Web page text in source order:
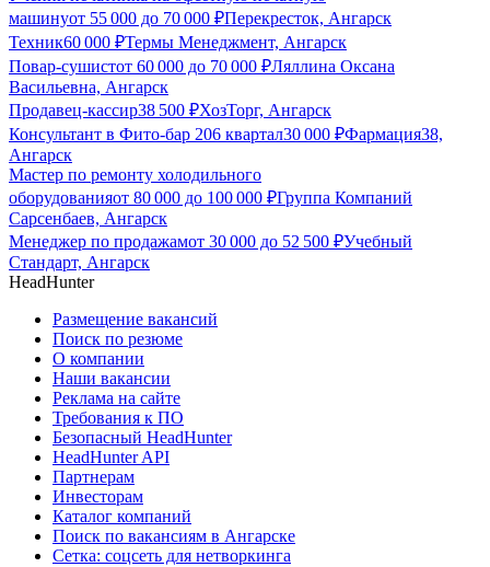
машинуот 55 000 до 70 000 ₽Перекресток, Ангарск
Техник60 000 ₽Термы Менеджмент, Ангарск
Повар-сушистот 60 000 до 70 000 ₽Ляллина Оксана
Васильевна, Ангарск
Продавец-кассир38 500 ₽ХозТорг, Ангарск
Консультант в Фито-бар 206 квартал30 000 ₽Фармация38,
Ангарск
Мастер по ремонту холодильного
оборудованияот 80 000 до 100 000 ₽Группа Компаний
Сарсенбаев, Ангарск
Менеджер по продажамот 30 000 до 52 500 ₽Учебный
Стандарт, Ангарск
HeadHunter
Размещение вакансий
Поиск по резюме
О компании
Наши вакансии
Реклама на сайте
Требования к ПО
Безопасный HeadHunter
HeadHunter API
Партнерам
Инвесторам
Каталог компаний
Поиск по вакансиям в Ангарске
Сетка: соцсеть для нетворкинга